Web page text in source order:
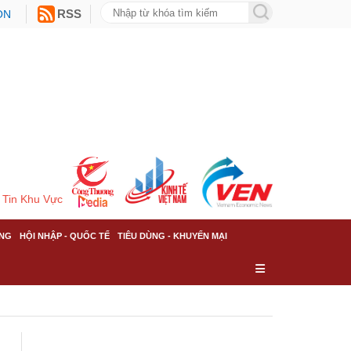
RSS
Tin Khu Vực
HỘI NHẬP - QUỐC TẾ TIÊU DÙNG - KHUYẾN MẠI